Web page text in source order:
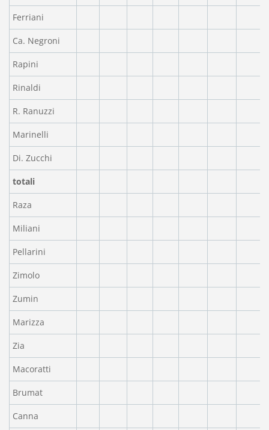
Ferriani
Ca. Negroni
Rapini
Rinaldi
R. Ranuzzi
Marinelli
Di. Zucchi
totali
Raza
Miliani
Pellarini
Zimolo
Zumin
Marizza
Zia
Macoratti
Brumat
Canna